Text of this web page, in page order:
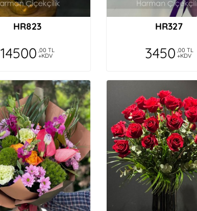
HR823
14500 ,00 TL
+KDV
HR327
3450 ,00 TL
+KDV